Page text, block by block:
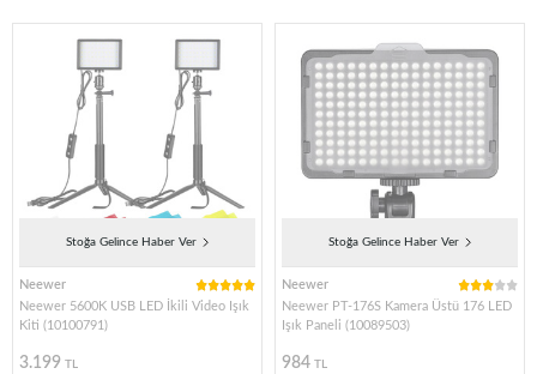
Stoğa Gelince Haber Ver
Neewer
Neewer 5600K USB LED İkili Video Işık
Kiti (10100791)
3.199 TL
Stoğa Gelince Haber Ver
Neewer
Neewer PT-176S Kamera Üstü 176 LED
Işık Paneli (10089503)
984 TL